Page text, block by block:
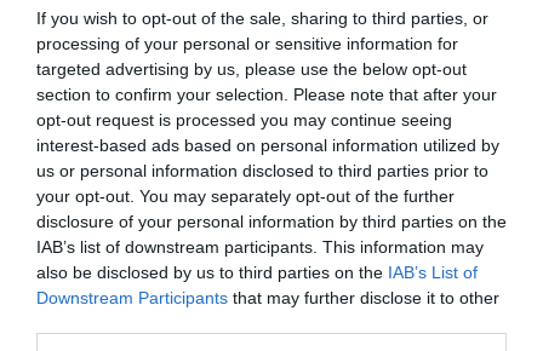
If you wish to opt-out of the sale, sharing to third parties, or
processing of your personal or sensitive information for
targeted advertising by us, please use the below opt-out
section to confirm your selection. Please note that after your
opt-out request is processed you may continue seeing
interest-based ads based on personal information utilized by
us or personal information disclosed to third parties prior to
your opt-out. You may separately opt-out of the further
disclosure of your personal information by third parties on the
IAB’s list of downstream participants. This information may
also be disclosed by us to third parties on the IAB’s List of
Downstream Participants that may further disclose it to other
Nyakunkon a kánikula, a vízparti bulik és a
jól megérdemelt szabadságok ideje. Bár
ilyenkor a bőrünk védelme és a hidratálás
élvezi a prioritást, egy mutatós manikűr az
a bizonyos stílusos pont az i-re, ami
teljessé teszi a nyári kisugárzást. Felejtsd
el a…
2026. MÁJUS 28. ● HAMU ÉS GYÉMÁNT
Tündökölj idén nyáron is: Itt
vannak 2026 legmenőbb…
HAMU ÉS GYÉMÁNT